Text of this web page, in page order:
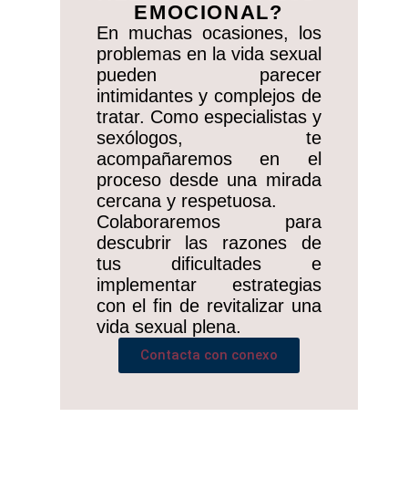
EMOCIONAL?
En muchas ocasiones, los
problemas en la vida sexual
pueden parecer
intimidantes y complejos de
tratar. Como especialistas y
sexólogos, te
acompañaremos en el
proceso desde una mirada
cercana y respetuosa.
Colaboraremos para
descubrir las razones de
tus dificultades e
implementar estrategias
con el fin de revitalizar una
vida sexual plena.
Contacta con conexo